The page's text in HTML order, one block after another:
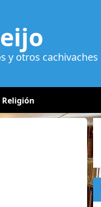
y otros cachivaches
Religión